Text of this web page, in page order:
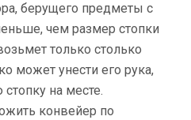
берущего предметы с
чем размер стопки
только столько
может унести его рука,
на месте.
конвейер по